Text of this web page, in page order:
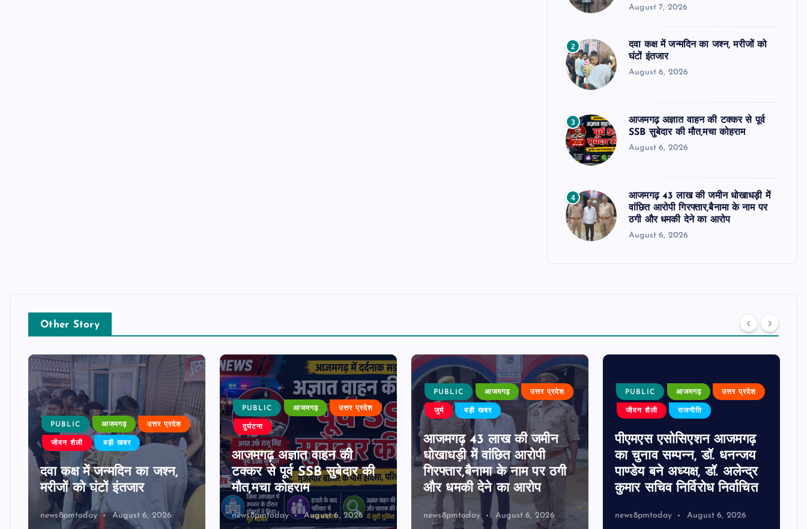
August 7, 2026
2
दवा कक्ष में जन्मदिन का जश्न, मरीजों को
घंटों इंतजार
August 6, 2026
3
आजमगढ़ अज्ञात वाहन की टक्कर से पूर्व
SSB सुबेदार की मौत,मचा कोहराम
August 6, 2026
4
आजमगढ़ 43 लाख की जमीन धोखाधड़ी में
वांछित आरोपी गिरफ्तार,बैनामा के नाम पर
ठगी और धमकी देने का आरोप
August 6, 2026
Other Story
PUBLIC आजमगढ़ उत्तर प्रदेश
जीवन शैली बड़ी खबर
दवा कक्ष में जन्मदिन का जश्न,
मरीजों को घंटों इंतजार
news8pmtoday August 6, 2026
PUBLIC आजमगढ़ उत्तर प्रदेश
दुर्घटना
आजमगढ़ अज्ञात वाहन की
टक्कर से पूर्व SSB सुबेदार की
मौत,मचा कोहराम
news8pmtoday August 6, 2026
PUBLIC आजमगढ़ उत्तर प्रदेश
जुर्म बड़ी खबर
आजमगढ़ 43 लाख की जमीन
धोखाधड़ी में वांछित आरोपी
गिरफ्तार,बैनामा के नाम पर ठगी
और धमकी देने का आरोप
news8pmtoday August 6, 2026
PUBLIC आजमगढ़ उत्तर प्रदेश
जीवन शैली राजनीति
पीएमएस एसोसिएशन आजमगढ़
का चुनाव सम्पन्न, डॉ. धनन्जय
पाण्डेय बने अध्यक्ष, डॉ. अलेन्द्र
कुमार सचिव निर्विरोध निर्वाचित
news8pmtoday August 6, 2026